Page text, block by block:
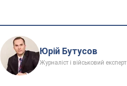
Юрій Бутусов
Журналіст і військовий експерт